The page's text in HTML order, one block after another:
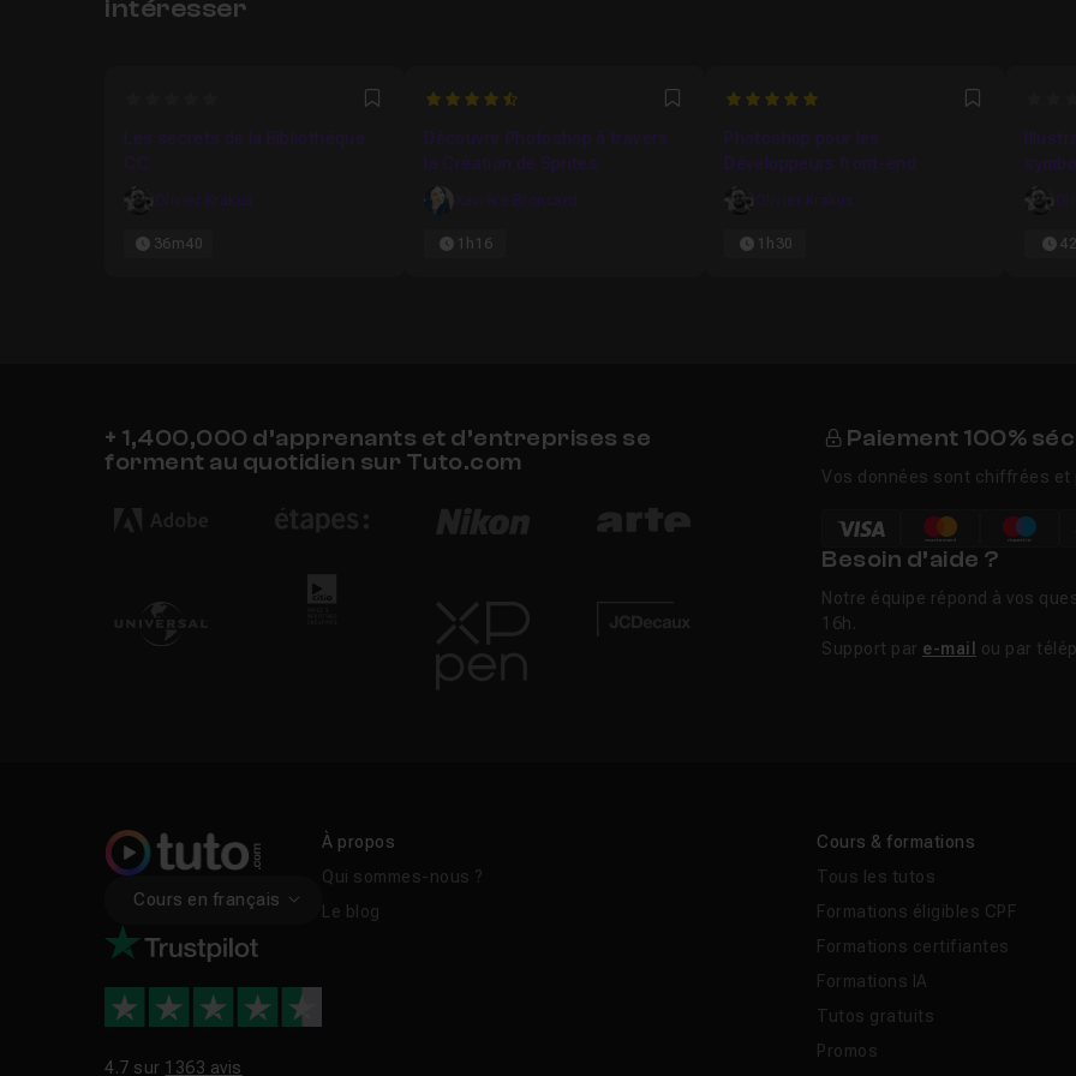
intéresser
Favori
Les secrets de la Bibliothèque
CC
Olivier Krakus
36m40
4.7142857142857 Favori
Découvrir Photoshop à travers
la Création de Sprites
Xavière Broncard
1h16
5 Favori
Photoshop pour les
Développeurs front-end
Olivier Krakus
1h30
+ 1,400,000 d’apprenants et d’entreprises se
forment au quotidien sur Tuto.com
Paiement 100%
Vos données sont chiffrées
Besoin d’aide ?
Notre équipe répond à vos
16h.
Support par e-mail ou par
Cours en français
4.7 sur 1363 avis
À propos
Qui sommes-nous ?
Le blog
Cours & formations
Tous les tutos
Formations éligibles CPF
Formations certifiantes
Formations IA
Tutos gratuits
Promos